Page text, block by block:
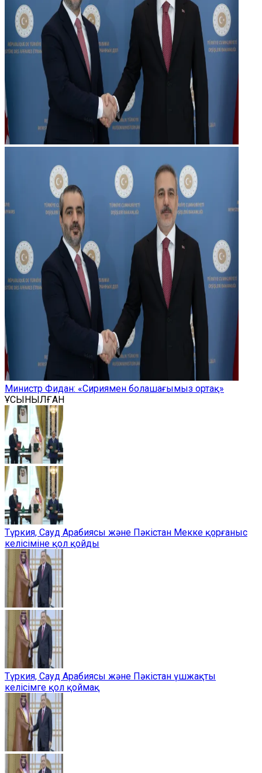
Министр Фидан: «Сириямен болашағымыз ортақ»
ҰСЫНЫЛҒАН
Түркия, Сауд Арабиясы және Пәкістан Мекке қорғаныс
келісіміне қол қойды
Түркия, Сауд Арабиясы және Пәкістан үшжақты
келісімге қол қоймақ